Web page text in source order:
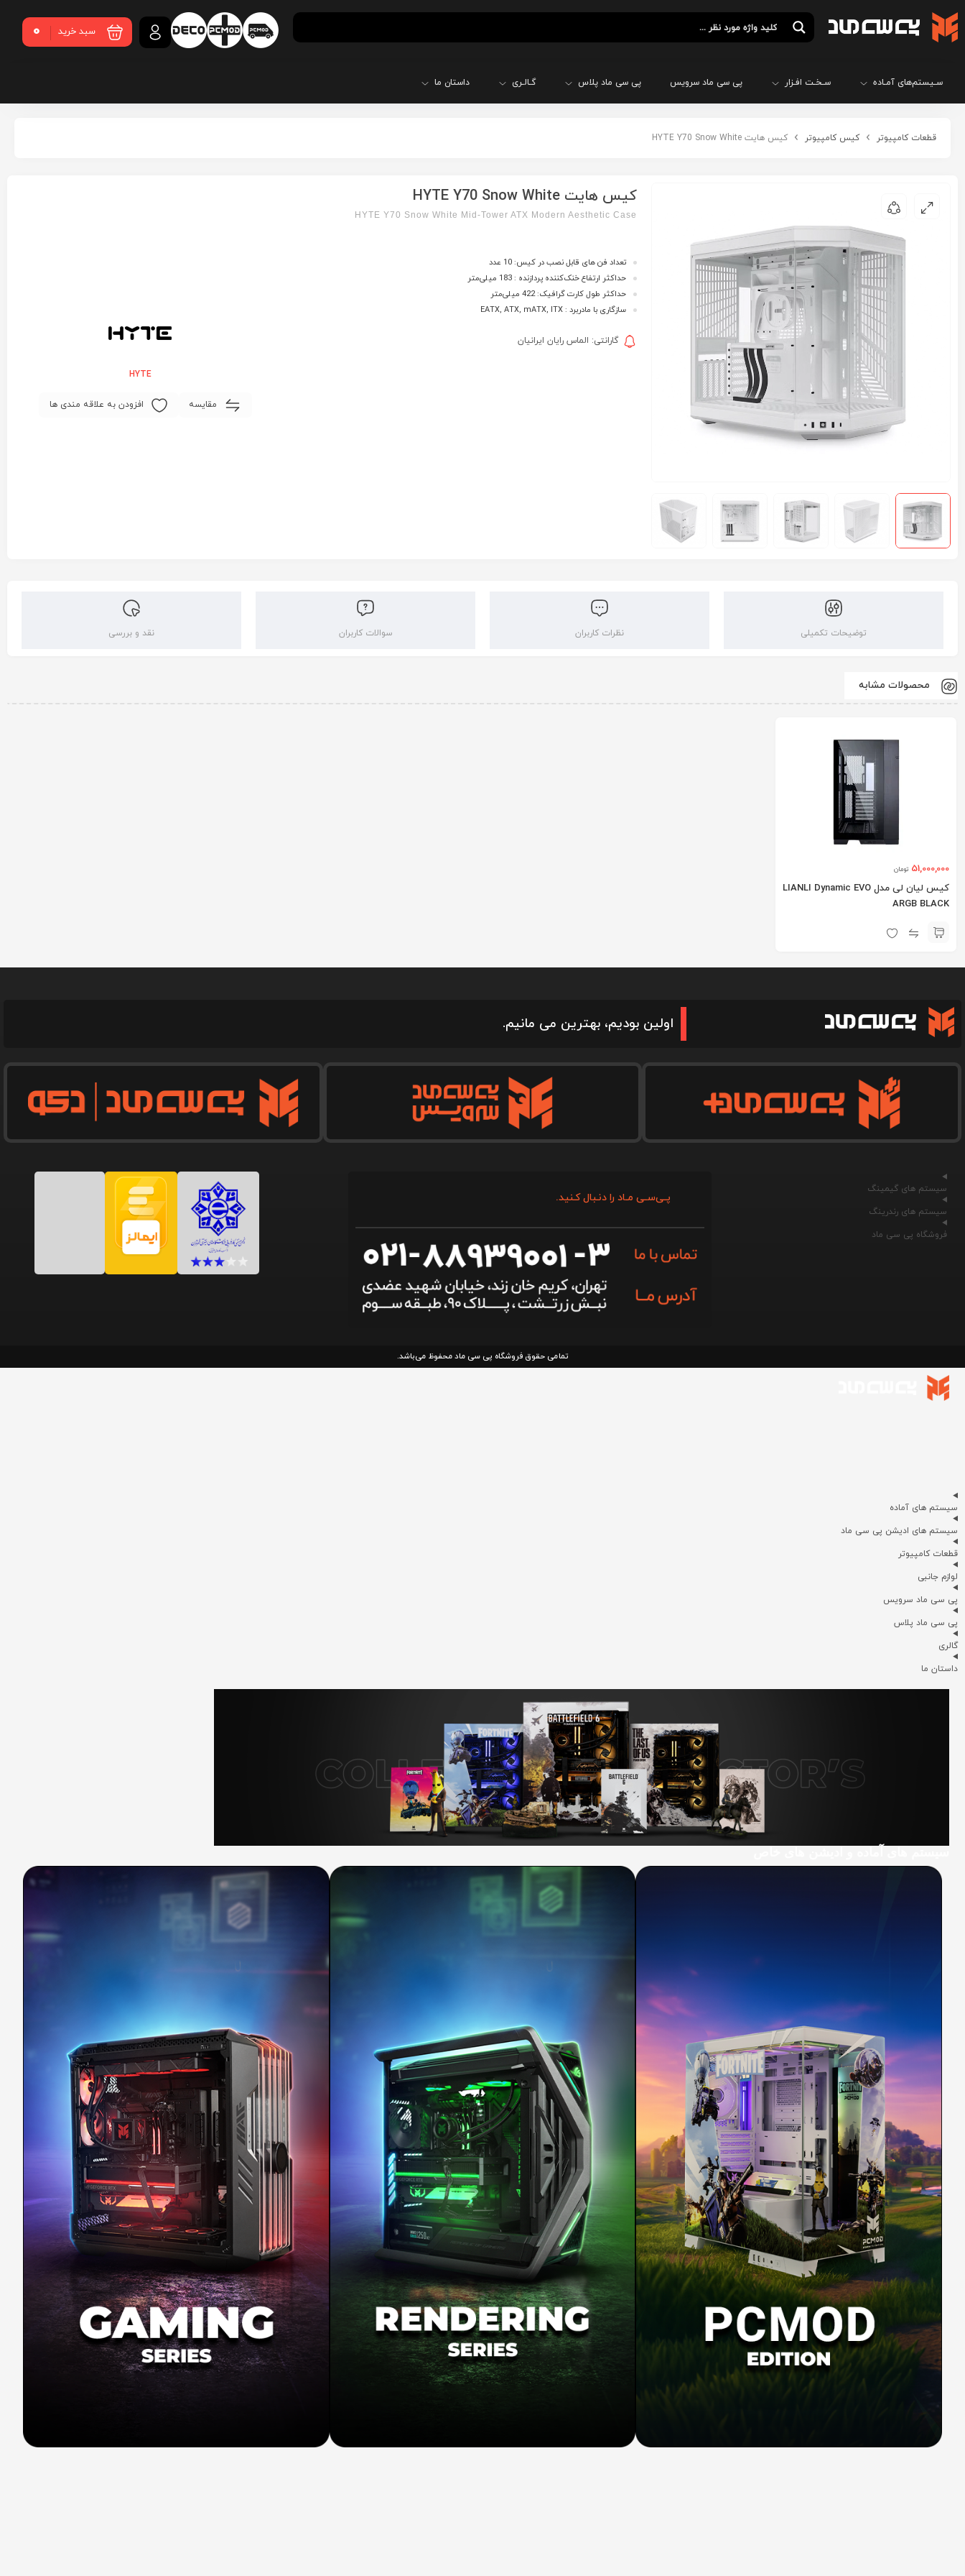
سبد خرید 0
سـیستم‌های آمـاده سـخـت افـزار پی سی ماد سرویس پی سی ماد پلاس گـالـری داستان ما
قطعات کامپیوتر کیس کامپیوتر کیس هایت HYTE Y70 Snow White
کیس هایت HYTE Y70 Snow White
HYTE Y70 Snow White Mid-Tower ATX Modern Aesthetic Case
تعداد فن های قابل نصب در کیس: 10 عدد
حداکثر ارتفاع خنک‌کننده پردازنده : 183 میلی‌متر
حداکثر طول کارت گرافیک: 422 میلی‌متر
سازگاری با مادربرد : EATX, ATX, mATX, ITX
گارانتی: الماس رایان ایرانیان
HYTE
مقایسه افزودن به علاقه مندی ها
توضیحات تکمیلی نظرات کاربران سوالات کاربران نقد و بررسی
محصولات مشابه
51,000,000 تومان
کیس لیان لی مدل LIANLI Dynamic EVO
ARGB BLACK
اولین بودیم، بهترین می مانیم.
سیستم های گیمینگ
سیستم های رندرینگ
فروشگاه پی سی ماد
پـی‌سـی مـاد را دنـبال کـنید.
تمامی حقوق فروشگاه پی سی ماد محفوظ می‌باشد.
سیستم های آماده
سیستم های ادیشن پی سی ماد
قطعات کامپیوتر
لوازم جانبی
پی سی ماد سرویس
پی سی ماد پلاس
گالری
داستان ما